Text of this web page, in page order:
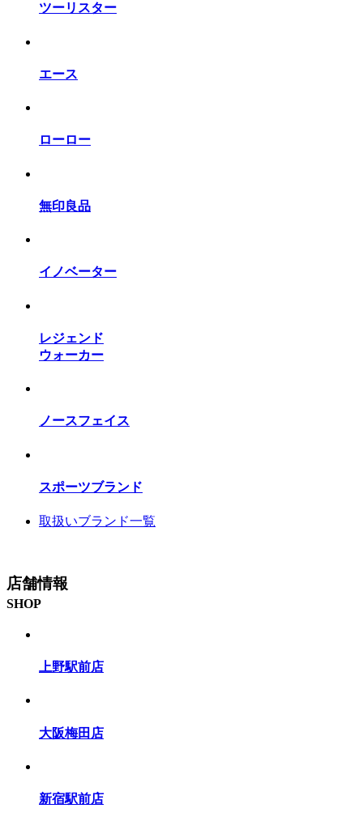
ツーリスター
エース
ローロー
無印良品
イノベーター
レジェンド
ウォーカー
ノースフェイス
スポーツブランド
取扱いブランド一覧
店舗情報
SHOP
上野駅前店
大阪梅田店
新宿駅前店